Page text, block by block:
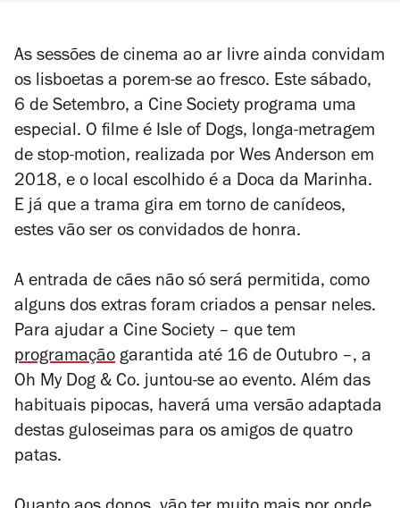
As sessões de cinema ao ar livre ainda convidam
os lisboetas a porem-se ao fresco. Este sábado,
6 de Setembro, a Cine Society programa uma
especial. O filme é Isle of Dogs, longa-metragem
de stop-motion, realizada por Wes Anderson em
2018, e o local escolhido é a Doca da Marinha.
E já que a trama gira em torno de canídeos,
estes vão ser os convidados de honra.
A entrada de cães não só será permitida, como
alguns dos extras foram criados a pensar neles.
Para ajudar a Cine Society – que tem
programação garantida até 16 de Outubro –, a
Oh My Dog & Co. juntou-se ao evento. Além das
habituais pipocas, haverá uma versão adaptada
destas guloseimas para os amigos de quatro
patas.